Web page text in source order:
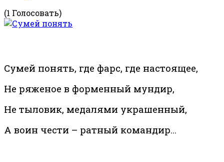
(1 Голосовать)
Сумей понять, где фарс, где настоящее,
Не ряженое в форменный мундир,
Не тыловик, медалями украшенный,
А воин чести – ратный командир…